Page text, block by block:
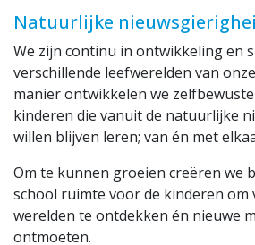
Natuurlijke
We zijn continu in ontwikkeling en
verschillende leefwerelden van
manier ontwikkelen we
kinderen die vanuit de natuurlijke
willen blijven leren; van én met
Om te kunnen groeien creëren we
school ruimte voor de kinderen om
werelden te ontdekken én nieuwe
ontmoeten.